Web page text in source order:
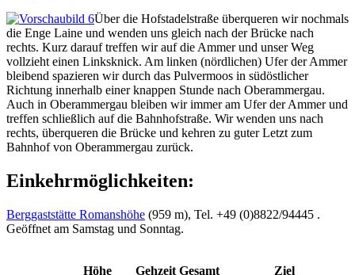
Über die Hofstadelstraße überqueren wir nochmals
die Enge Laine und wenden uns gleich nach der Brücke nach
rechts. Kurz darauf treffen wir auf die Ammer und unser Weg
vollzieht einen Linksknick. Am linken (nördlichen) Ufer der Ammer
bleibend spazieren wir durch das Pulvermoos in südöstlicher
Richtung innerhalb einer knappen Stunde nach Oberammergau.
Auch in Oberammergau bleiben wir immer am Ufer der Ammer und
treffen schließlich auf die Bahnhofstraße. Wir wenden uns nach
rechts, überqueren die Brücke und kehren zu guter Letzt zum
Bahnhof von Oberammergau zurück.
Einkehrmöglichkeiten:
Berggaststätte Romanshöhe (959 m), Tel. +49 (0)8822/94445 .
Geöffnet am Samstag und Sonntag.
Höhe Gehzeit Gesamt
Ziel